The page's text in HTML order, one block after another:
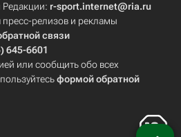
Редакции: r-sport.internet@ria.ru
релизов и рекламы
связи
645-6601
или сообщить обо всех
формой обратной